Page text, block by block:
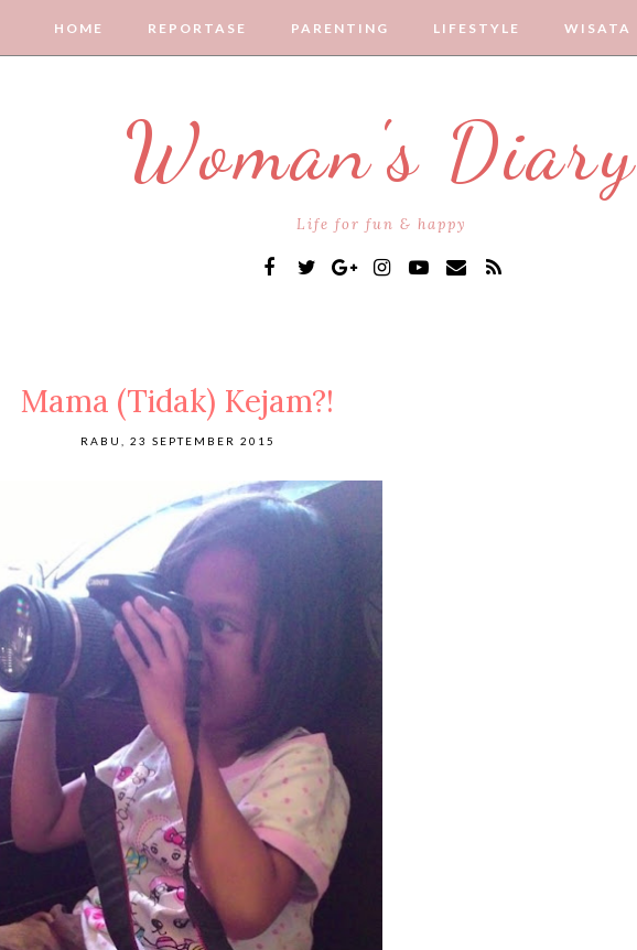
HOME REPORTASE PARENTING LIFESTYLE WISATA
Woman's Diary
Life for fun & happy
Mama (Tidak) Kejam?!
RABU, 23 SEPTEMBER 2015